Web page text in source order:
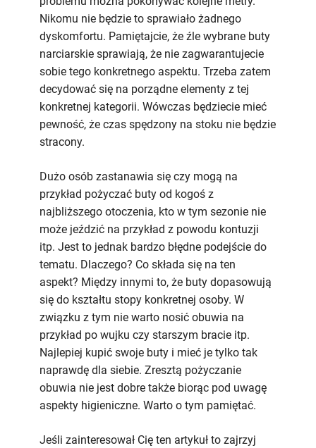
Nikomu nie będzie to sprawiało żadnego
dyskomfortu. Pamiętajcie, że źle wybrane buty
narciarskie sprawiają, że nie zagwarantujecie
sobie tego konkretnego aspektu. Trzeba zatem
decydować się na porządne elementy z tej
konkretnej kategorii. Wówczas będziecie mieć
pewność, że czas spędzony na stoku nie będzie
stracony.
Dużo osób zastanawia się czy mogą na
przykład pożyczać buty od kogoś z
najbliższego otoczenia, kto w tym sezonie nie
może jeździć na przykład z powodu kontuzji
itp. Jest to jednak bardzo błędne podejście do
tematu. Dlaczego? Co składa się na ten
aspekt? Między innymi to, że buty dopasowują
się do kształtu stopy konkretnej osoby. W
związku z tym nie warto nosić obuwia na
przykład po wujku czy starszym bracie itp.
Najlepiej kupić swoje buty i mieć je tylko tak
naprawdę dla siebie. Zresztą pożyczanie
obuwia nie jest dobre także biorąc pod uwagę
aspekty higieniczne. Warto o tym pamiętać.
Jeśli zainteresował Cię ten artykuł to zajrzyj